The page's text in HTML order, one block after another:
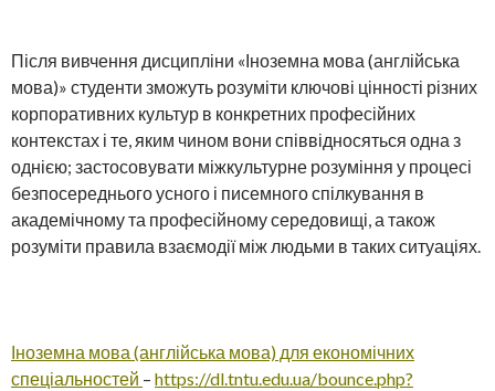
Після вивчення дисципліни «Іноземна мова (англійська
мова)» студенти зможуть розуміти ключові цінності різних
корпоративних культур в конкретних професійних
контекстах і те, яким чином вони співвідносяться одна з
однією; застосовувати міжкультурне розуміння у процесі
безпосереднього усного і писемного спілкування в
академічному та професійному середовищі, а також
розуміти правила взаємодії між людьми в таких ситуаціях.
Іноземна мова (англійська мова) для економічних
спеціальностей – https://dl.tntu.edu.ua/bounce.php?